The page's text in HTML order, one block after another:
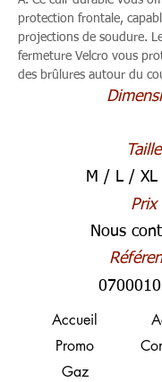
protection frontale,
projections de soudure.
fermeture Velcro vous
des brûlures autour du
Taille
M / L / XL
Prix
Nous
Accueil
Promo
Gaz